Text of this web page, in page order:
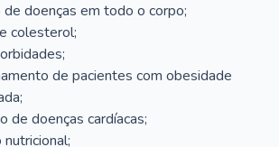
de doenças em todo o corpo;
colesterol;
de pacientes com obesidade
de doenças cardíacas;